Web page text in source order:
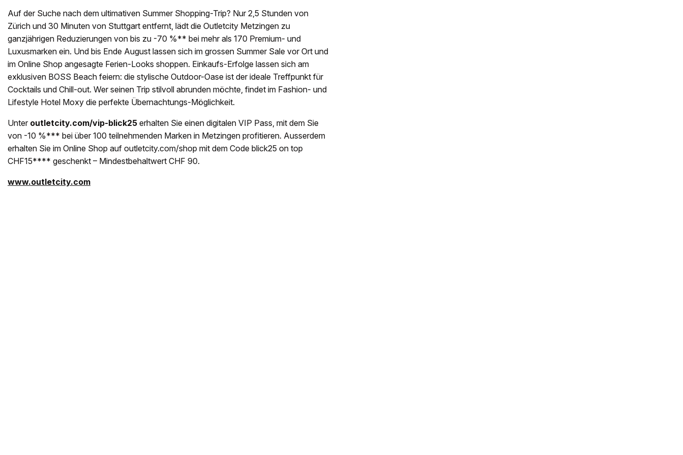
Auf der Suche nach dem ultimativen Summer Shopping-Trip? Nur 2,5 Stunden von
Zürich und 30 Minuten von Stuttgart entfernt, lädt die Outletcity Metzingen zu
ganzjährigen Reduzierungen von bis zu -70 %** bei mehr als 170 Premium- und
Luxusmarken ein. Und bis Ende August lassen sich im grossen Summer Sale vor Ort und
im Online Shop angesagte Ferien-Looks shoppen. Einkaufs-Erfolge lassen sich am
exklusiven BOSS Beach feiern: die stylische Outdoor-Oase ist der ideale Treffpunkt für
Cocktails und Chill-out. Wer seinen Trip stilvoll abrunden möchte, findet im Fashion- und
Lifestyle Hotel Moxy die perfekte Übernachtungs-Möglichkeit.
Unter outletcity.com/vip-blick25 erhalten Sie einen digitalen VIP Pass, mit dem Sie
von -10 %*** bei über 100 teilnehmenden Marken in Metzingen profitieren. Ausserdem
erhalten Sie im Online Shop auf outletcity.com/shop mit dem Code blick25 on top
CHF15**** geschenkt – Mindestbehaltwert CHF 90.
www.outletcity.com